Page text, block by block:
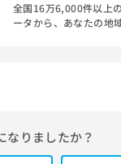
全国16万6,000件以上
ータから、あなたの地
また、医療広告ガイド
なりましたか？